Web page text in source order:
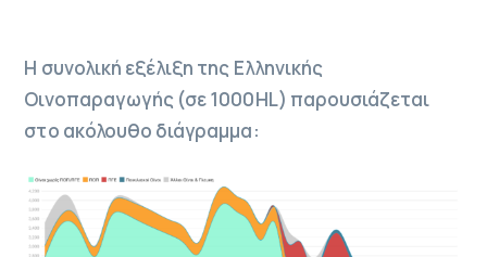
Η συνολική εξέλιξη της Ελληνικής
Οινοπαραγωγής (σε 1000HL) παρουσιάζεται
στο ακόλουθο διάγραμμα: